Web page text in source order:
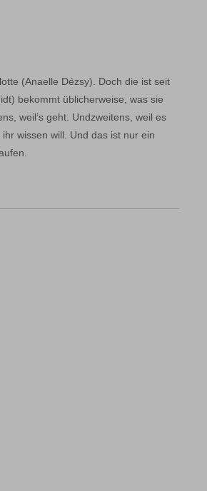
(Anaelle Dézsy). Doch die ist seit
bekommt üblicherweise, was sie
weil’s geht. Undzweitens, weil es
wissen will. Und das ist nur ein